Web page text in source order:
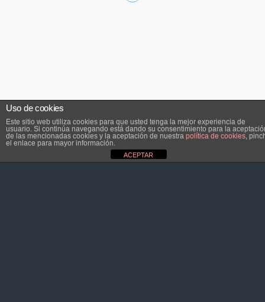
Uso de cookies
Este sitio web utiliza cookies para que usted tenga la mejor experiencia de
usuario. Si continúa navegando está dando su consentimiento para la
de las mencionadas cookies y la aceptación de nuestra política de cookies,
el enlace para mayor información.
ACEPTAR